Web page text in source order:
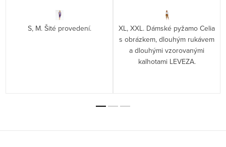
S, M. Šité provedení.
XL, XXL. Dámské pyžamo Celia
s obrázkem, dlouhým rukávem
a dlouhými vzorovanými
kalhotami LEVEZA.